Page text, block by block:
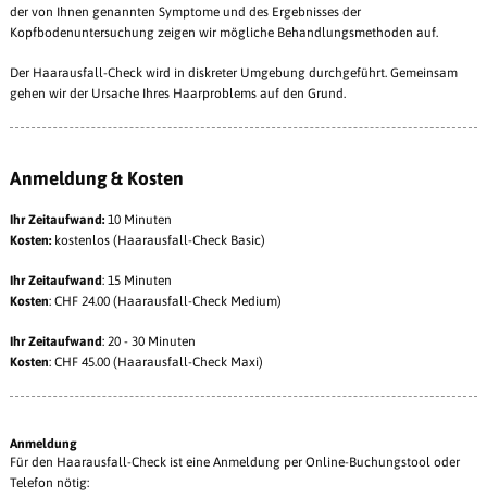
der von Ihnen genannten Symptome und des Ergebnisses der
Kopfbodenuntersuchung zeigen wir mögliche Behandlungsmethoden auf.
Der Haarausfall-Check wird in diskreter Umgebung durchgeführt. Gemeinsam
gehen wir der Ursache Ihres Haarproblems auf den Grund.
Anmeldung & Kosten
Ihr Zeitaufwand: 10 Minuten
Kosten: kostenlos (Haarausfall-Check Basic)
Ihr Zeitaufwand: 15 Minuten
Kosten: CHF 24.00 (Haarausfall-Check Medium)
Ihr Zeitaufwand: 20 - 30 Minuten
Kosten: CHF 45.00 (Haarausfall-Check Maxi)
Anmeldung
Für den Haarausfall-Check ist eine Anmeldung per Online-Buchungstool oder
Telefon nötig: